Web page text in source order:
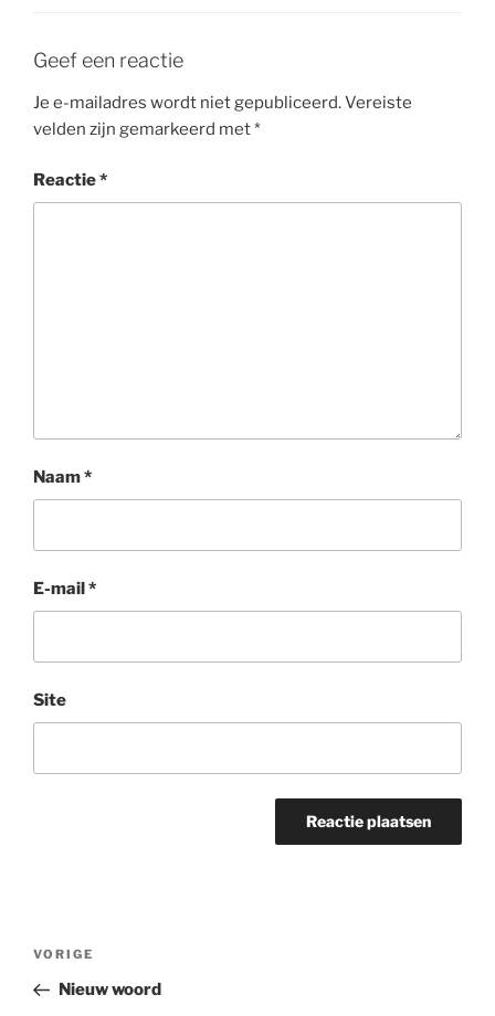
Geef een reactie
Je e-mailadres wordt niet gepubliceerd.Vereiste
velden zijn gemarkeerd met*
Reactie*
Naam*
E-mail*
Site
Bericht
Vorig
bericht
VORIGE
Nieuw woord